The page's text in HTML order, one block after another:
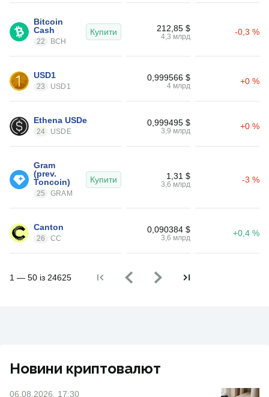
Bitcoin
Cash
22 BCH
Купити 212,85 $
4,3 млрд -0,3 %
USD1
23 USD1
0,999566 $
4 млрд +0 %
Ethena USDe
24 USDE
0,999495 $
3,9 млрд +0 %
Gram
(prev.
Toncoin)
25 GRAM
Купити 1,31 $
3,6 млрд -3 %
Canton
26 CC
0,090384 $
3,6 млрд +0,4 %
1 — 50 із 24625
Новини криптовалют
06.08.2026, 17:30